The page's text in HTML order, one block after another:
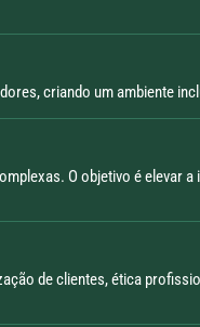
criando um ambiente
O objetivo é elevar a
de clientes, ética